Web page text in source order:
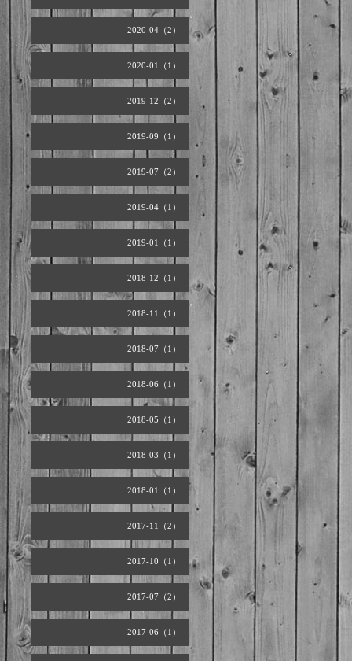
2020-04（2）
2020-01（1）
2019-12（2）
2019-09（1）
2019-07（2）
2019-04（1）
2019-01（1）
2018-12（1）
2018-11（1）
2018-07（1）
2018-06（1）
2018-05（1）
2018-03（1）
2018-01（1）
2017-11（2）
2017-10（1）
2017-07（2）
2017-06（1）